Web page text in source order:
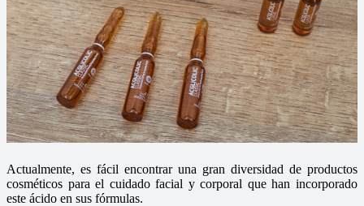
Actualmente, es fácil encontrar una gran diversidad de productos
cosméticos para el cuidado facial y corporal que han incorporado
este ácido en sus fórmulas.